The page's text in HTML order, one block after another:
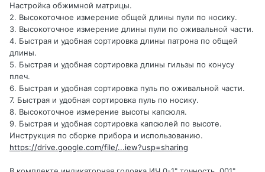
Настройка обжимной матрицы.
2. Высокоточное измерение общей длины пули по носику.
3. Высокоточное измерение длины пули по оживальной части.
4. Быстрая и удобная сортировка длины патрона по общей
длины.
5. Быстрая и удобная сортировка длины гильзы по конусу
плеч.
6. Быстрая и удобная сортировка пуль по оживальной части.
7. Быстрая и удобная сортировка пуль по носику.
8. Высокоточное измерение высоты капсюля.
9. Быстрая и удобная сортировка капсюлей по высоте.
Инструкция по сборке прибора и использованию.
https://drive.google.com/file/...iew?usp=sharing